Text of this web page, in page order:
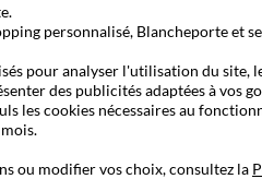
personnalisé, Blancheporte et
pour analyser l'utilisation du site,
des publicités adaptées à vos
les cookies nécessaires au
ou modifier vos choix, consultez la